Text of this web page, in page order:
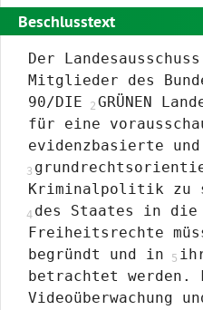
Antrag
Beschlusstext
Der
Mitglieder des
90/DIE GRÜNEN
für eine
evidenzbasierte und
Kriminalpolitik zu
des Staates in die
Freiheitsrechte
begründt und in
betrachtet werden.
Videoüberwachung